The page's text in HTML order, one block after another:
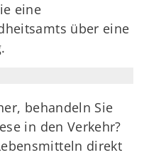
eine
über eine
behandeln Sie
in den Verkehr?
direkt